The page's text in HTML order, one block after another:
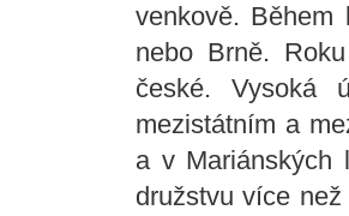
venkově.
nebo Brně.
české. Vysoká
mezistátním a
a v Mariánských
družstvu více